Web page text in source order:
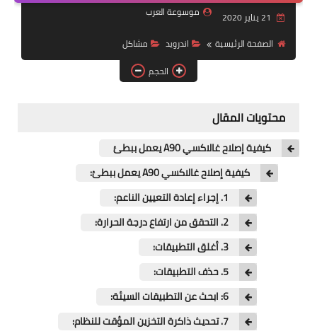
اندرويد
آيفون
ويندوز
الربح من الانترنت
جوجل
مقالات
موسوعة العرب
الصفحة الرئيسية
اندرويد
مشاكل
الحجم
محتويات المقال
كيفية إصلاح غالاكسي A90 يعمل ببطئ
كيفية إصلاح غالاكسي A90 يعمل ببطئ:
1. إجراء إعادة التعيين الناعم:
2. التحقق من ارتفاع درجة الحرارة:
3. أغلق التطبيقات:
5. حذف التطبيقات:
6: ابحث عن التطبيقات السيئة:
7. تحديث ذاكرة التخزين المؤقت للنظام: